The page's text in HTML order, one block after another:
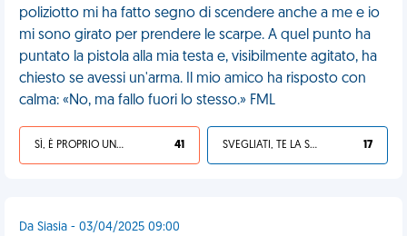
poliziotto mi ha fatto segno di scendere anche a me e io
mi sono girato per prendere le scarpe. A quel punto ha
puntato la pistola alla mia testa e, visibilmente agitato, ha
chiesto se avessi un'arma. Il mio amico ha risposto con
calma: «No, ma fallo fuori lo stesso.» FML
SÌ, È PROPRIO UNA VDM! 41 SVEGLIATI, TE LA SEI CERCATA! 17
Da Siasia - 03/04/2025 09:00